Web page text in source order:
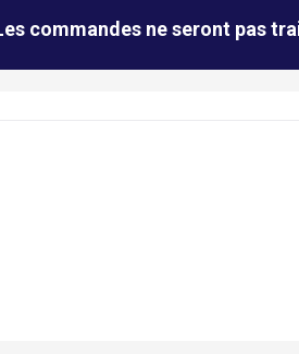
commandes ne seront pas